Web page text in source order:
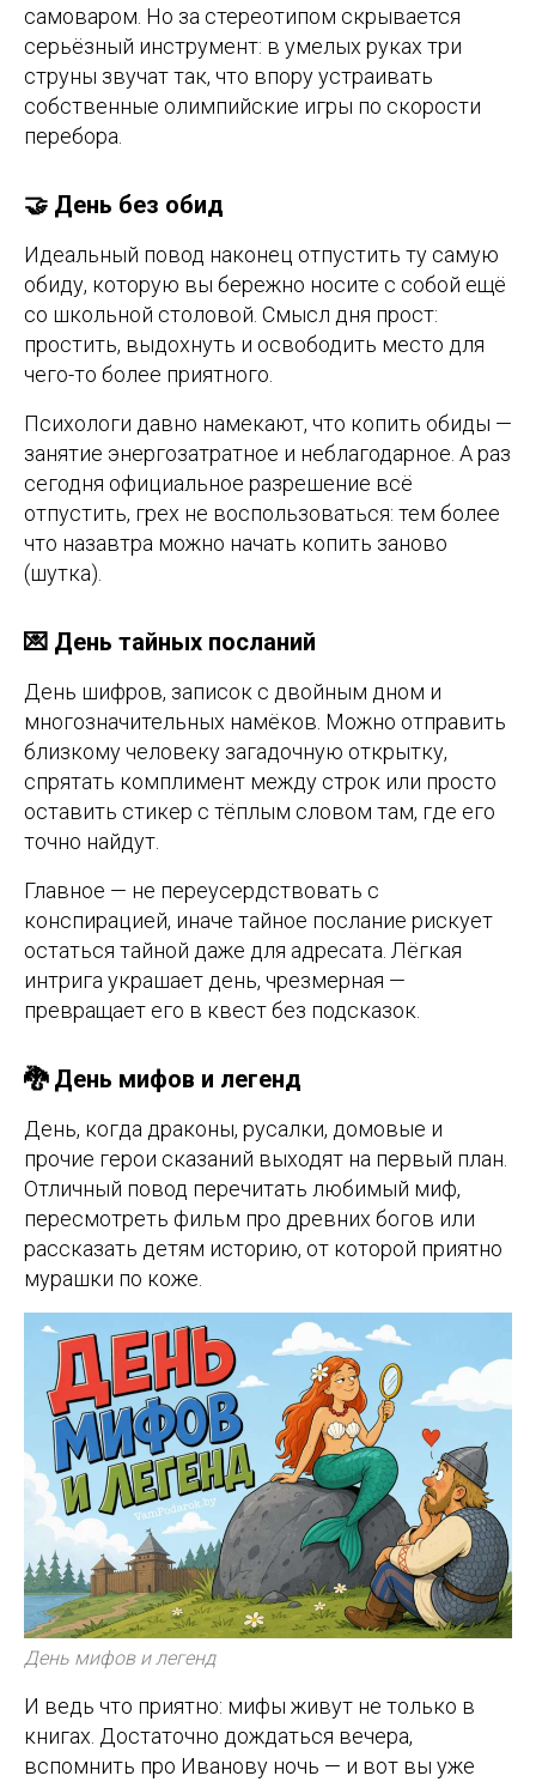
самоваром. Но за стереотипом скрывается
серьёзный инструмент: в умелых руках три
струны звучат так, что впору устраивать
собственные олимпийские игры по скорости
перебора.
🤝 День без обид
Идеальный повод наконец отпустить ту самую
обиду, которую вы бережно носите с собой ещё
со школьной столовой. Смысл дня прост:
простить, выдохнуть и освободить место для
чего-то более приятного.
Психологи давно намекают, что копить обиды —
занятие энергозатратное и неблагодарное. А раз
сегодня официальное разрешение всё
отпустить, грех не воспользоваться: тем более
что назавтра можно начать копить заново
(шутка).
💌 День тайных посланий
День шифров, записок с двойным дном и
многозначительных намёков. Можно отправить
близкому человеку загадочную открытку,
спрятать комплимент между строк или просто
оставить стикер с тёплым словом там, где его
точно найдут.
Главное — не переусердствовать с
конспирацией, иначе тайное послание рискует
остаться тайной даже для адресата. Лёгкая
интрига украшает день, чрезмерная —
превращает его в квест без подсказок.
🐉 День мифов и легенд
День, когда драконы, русалки, домовые и
прочие герои сказаний выходят на первый план.
Отличный повод перечитать любимый миф,
пересмотреть фильм про древних богов или
рассказать детям историю, от которой приятно
мурашки по коже.
День мифов и легенд
И ведь что приятно: мифы живут не только в
книгах. Достаточно дождаться вечера,
вспомнить про Иванову ночь — и вот вы уже